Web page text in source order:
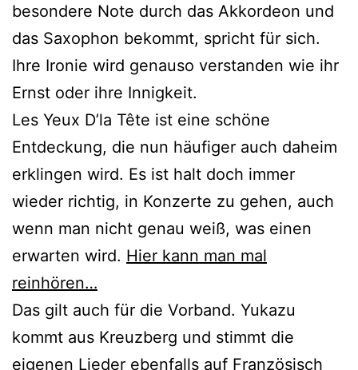
besondere Note durch das Akkordeon und
das Saxophon bekommt, spricht für sich.
Ihre Ironie wird genauso verstanden wie ihr
Ernst oder ihre Innigkeit.
Les Yeux D’la Tête ist eine schöne
Entdeckung, die nun häufiger auch daheim
erklingen wird. Es ist halt doch immer
wieder richtig, in Konzerte zu gehen, auch
wenn man nicht genau weiß, was einen
erwarten wird. Hier kann man mal
reinhören…
Das gilt auch für die Vorband. Yukazu
kommt aus Kreuzberg und stimmt die
eigenen Lieder ebenfalls auf Französisch